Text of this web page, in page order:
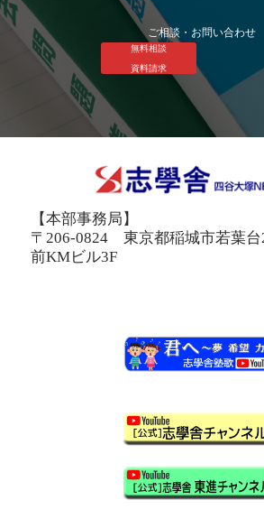
ご相談・お問い合わせ
無料相談
資料請求
【本部事務局】
〒206-0824 東京都稲城市若葉
前KMビル3F